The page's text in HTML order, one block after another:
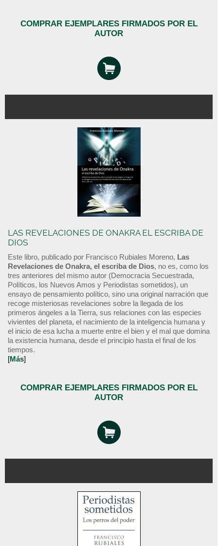
COMPRAR EJEMPLARES FIRMADOS POR EL
AUTOR
LAS REVELACIONES DE ONAKRA EL ESCRIBA DE
DIOS
Este libro, publicado por Francisco Rubiales Moreno, Las
Revelaciones de Onakra, el escriba de Dios, no es, como los
tres anteriores del mismo autor (Democracia Secuestrada,
Políticos, los Nuevos Amos y Periodistas sometidos), un
ensayo de pensamiento político, sino una original narración que
recoge misteriosas revelaciones sobre la llegada de los
primeros ángeles a la Tierra, sus relaciones con las especies
vivientes del planeta, el nacimiento de la inteligencia humana y
el inicio de esa lucha a muerte entre el bien y el mal que domina
la existencia humana, desde el principio hasta el final de los
tiempos.
[Más]
COMPRAR EJEMPLARES FIRMADOS POR EL
AUTOR